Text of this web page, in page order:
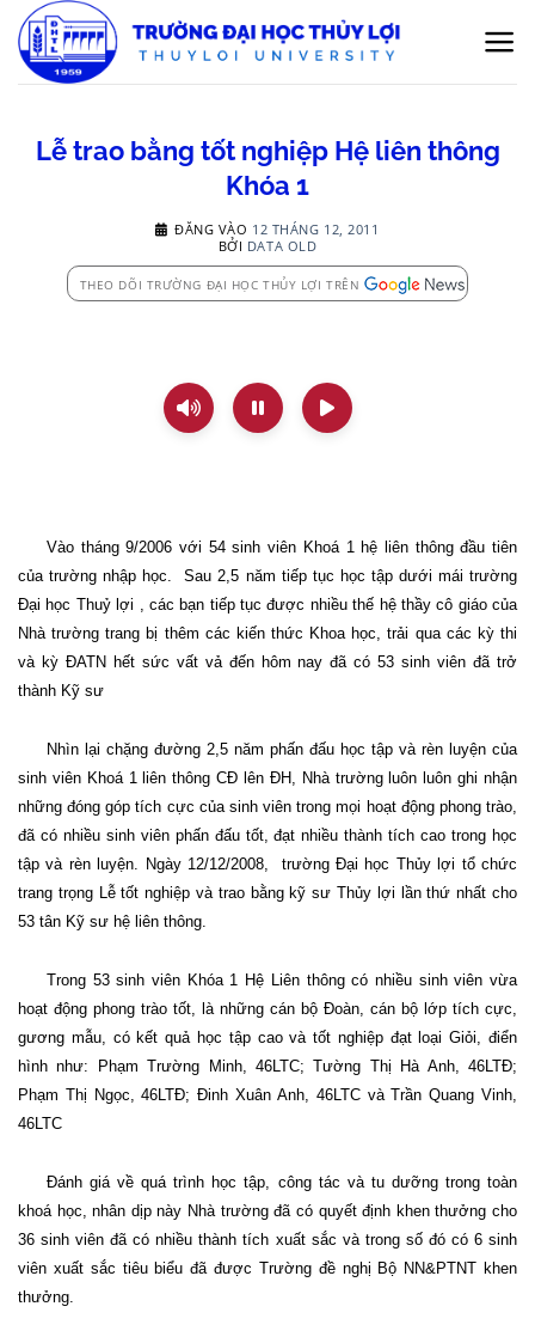
qua
nội
Lễ trao bằng tốt nghiệp Hệ liên thông
Khóa 1
ĐĂNG VÀO 12 THÁNG 12, 2011
BỞI DATA OLD
THEO DÕI TRƯỜNG ĐẠI HỌC THỦY LỢI TRÊN
Vào tháng 9/2006 với 54 sinh viên Khoá 1 hệ liên thông đầu tiên
của trường nhập học.
Sau 2,5 năm tiếp tục học tập dưới mái trường
Đại học Thuỷ lợi , các bạn tiếp tục được nhiều thế hệ thầy cô giáo của
Nhà trường trang bị thêm các kiến thức Khoa học, trải qua các kỳ thi
và kỳ ĐATN hết sức vất vả đến hôm nay đã có 53 sinh viên đã trở
thành Kỹ sư
Nhìn lại chặng đường 2,5 năm phấn đấu học tập và rèn luyện của
sinh viên Khoá 1 liên thông CĐ lên ĐH, Nhà trường luôn luôn ghi nhận
những đóng góp tích cực của sinh viên trong mọi hoạt động phong trào,
đã có nhiều sinh viên phấn đấu tốt, đạt nhiều thành tích cao trong học
tập và rèn luyện. Ngày 12/12/2008,
trường Đại học Thủy lợi tổ chức
trang trọng Lễ tốt nghiệp và trao bằng kỹ sư Thủy lợi lần thứ nhất cho
53 tân Kỹ sư hệ liên thông.
Trong 53 sinh viên Khóa 1 Hệ Liên thông có nhiều sinh viên vừa
hoạt động phong trào tốt, là những cán bộ Đoàn, cán bộ lớp tích cực,
gương mẫu, có kết quả học tập cao và tốt nghiệp đạt loại Giỏi, điển
hình như: Phạm Trường Minh, 46LTC; Tường Thị Hà Anh, 46LTĐ;
Phạm Thị Ngọc, 46LTĐ; Đinh Xuân Anh, 46LTC và Trần Quang Vinh,
46LTC
Đánh giá về quá trình học tập, công tác và tu dưỡng trong toàn
khoá học, nhân dịp này Nhà trường đã có quyết định khen thưởng cho
36 sinh viên đã có nhiều thành tích xuất sắc và trong số đó có 6 sinh
viên xuất sắc tiêu biểu đã được Trường đề nghị Bộ NN&PTNT khen
thưởng.